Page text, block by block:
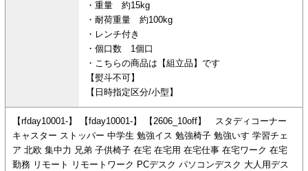
・重量 約15kg
・耐荷重量 約100kg
・レンチ付き
・個口数 1個口
・こちらの商品は【組立品】です
【熨斗不可】
【日時指定区分/小型】
【rfday10001-】 【fday10001-】 【2606_10off】 スタディコーナー
キャスター ストッパー 中学生 勉強イス 勉強椅子 勉強いす 学習チェ
ア 北欧 集中力 兄弟 子供椅子 在宅 在宅用 在宅仕事 在宅ワーク 在宅
勤務 リモート リモートワーク PCデスク パソコンデスク 大人用デス